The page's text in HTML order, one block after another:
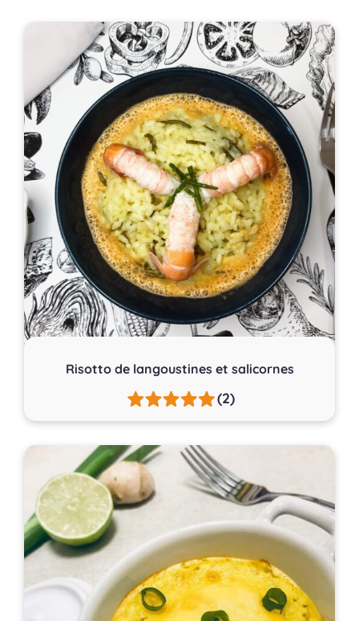
Risotto de langoustines et salicornes
(2)